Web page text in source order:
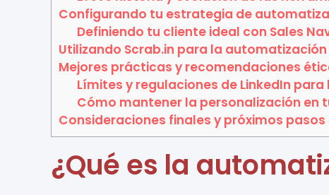
Configurando tu estrategia de
Definiendo tu cliente ideal con Sales
Utilizando Scrab.in para la
Mejores prácticas y recomendaciones
Límites y regulaciones de LinkedIn
Cómo mantener la personalización en
Consideraciones finales y próximos
¿Qué es la